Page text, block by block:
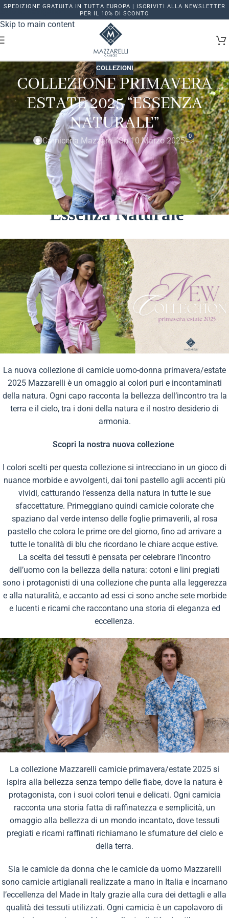
Skip to navigation
Skip to main content
SPEDIZIONE GRATUITA IN TUTTA EUROPA | ISCRIVITI ALLA NEWSLETTER
PER IL 10% DI SCONTO
COLLEZIONI
COLLEZIONE PRIMAVERA
ESTATE 2025 “ESSENZA
NATURALE”
Camiceria MazzarelliOn 10 Marzo 2025 0
COLLEZIONE PRIMAVERA
ESTATE 2025
“Essenza Naturale”
La nuova collezione di camicie uomo-donna primavera/estate
2025 Mazzarelli è un omaggio ai colori puri e incontaminati
della natura. Ogni capo racconta la bellezza dell’incontro tra la
terra e il cielo, tra i doni della natura e il nostro desiderio di
armonia.
Scopri la nostra nuova collezione
I colori scelti per questa collezione si intrecciano in un gioco di
nuance morbide e avvolgenti, dai toni pastello agli accenti più
vividi, catturando l’essenza della natura in tutte le sue
sfaccettature. Primeggiano quindi camicie colorate che
spaziano dal verde intenso delle foglie primaverili, al rosa
pastello che colora le prime ore del giorno, fino ad arrivare a
tutte le tonalità di blu che ricordano le chiare acque estive.
La scelta dei tessuti è pensata per celebrare l’incontro
dell’uomo con la bellezza della natura: cotoni e lini pregiati
sono i protagonisti di una collezione che punta alla leggerezza
e alla naturalità, e accanto ad essi ci sono anche sete morbide
e lucenti e ricami che raccontano una storia di eleganza ed
eccellenza.
La collezione Mazzarelli camicie primavera/estate 2025 si
ispira alla bellezza senza tempo delle fiabe, dove la natura è
protagonista, con i suoi colori tenui e delicati. Ogni camicia
racconta una storia fatta di raffinatezza e semplicità, un
omaggio alla bellezza di un mondo incantato, dove tessuti
pregiati e ricami raffinati richiamano le sfumature del cielo e
della terra.
Sia le camicie da donna che le camicie da uomo Mazzarelli
sono camicie artigianali realizzate a mano in Italia e incarnano
l’eccellenza del Made in Italy grazie alla cura dei dettagli e alla
qualità dei tessuti utilizzati. Ogni camicia è un capolavoro di